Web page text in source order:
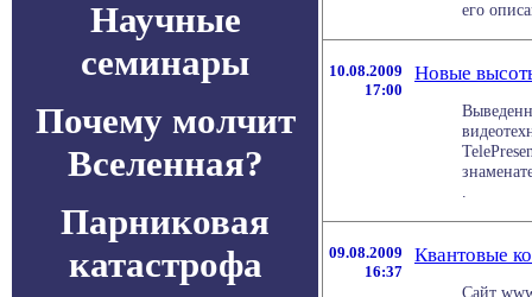
Научные
семинары
Почему молчит
Вселенная?
Парниковая
катастрофа
его
10.08.2009
17:00
Новые
09.08.2009
16:37
Квантовые
Сайт